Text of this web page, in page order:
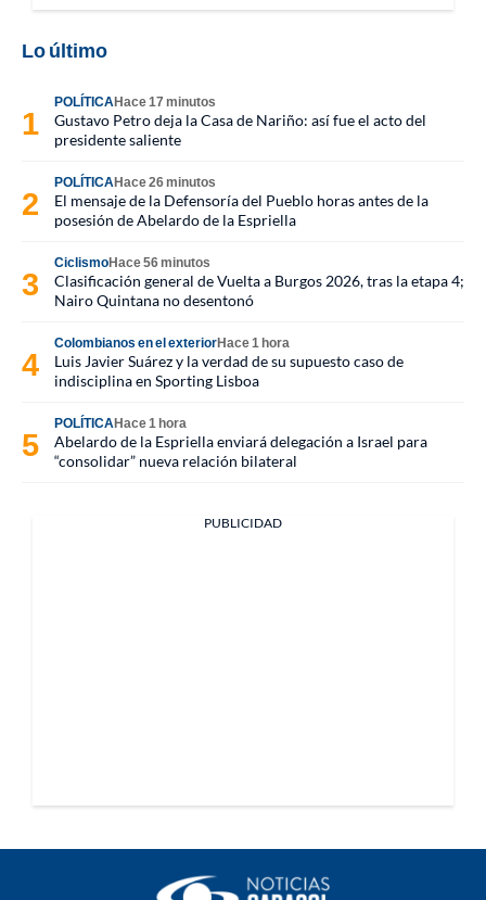
Lo último
POLÍTICAHace 17 minutos
Gustavo Petro deja la Casa de Nariño: así fue el acto del
presidente saliente
POLÍTICAHace 26 minutos
El mensaje de la Defensoría del Pueblo horas antes de la
posesión de Abelardo de la Espriella
CiclismoHace 56 minutos
Clasificación general de Vuelta a Burgos 2026, tras la etapa 4;
Nairo Quintana no desentonó
Colombianos en el exteriorHace 1 hora
Luis Javier Suárez y la verdad de su supuesto caso de
indisciplina en Sporting Lisboa
POLÍTICAHace 1 hora
Abelardo de la Espriella enviará delegación a Israel para
“consolidar” nueva relación bilateral
PUBLICIDAD